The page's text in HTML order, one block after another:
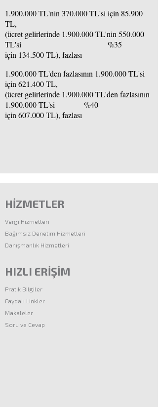
1.900.000 TL'nin 370.000 TL'si için 85.900
TL,
(ücret gelirlerinde 1.900.000 TL'nin 550.000
TL'si %35
için 134.500 TL), fazlası
1.900.000 TL'den fazlasının 1.900.000 TL'si
için 621.400 TL,
(ücret gelirlerinde 1.900.000 TL'den fazlasının
1.900.000 TL'si %40
için 607.000 TL), fazlası
HİZMETLER
Vergi Hizmetleri
Bağımsız Denetim Hizmetleri
Danışmanlık Hizmetleri
HIZLI ERİŞİM
Pratik Bilgiler
Faydalı Linkler
Makaleler
Soru ve Cevap